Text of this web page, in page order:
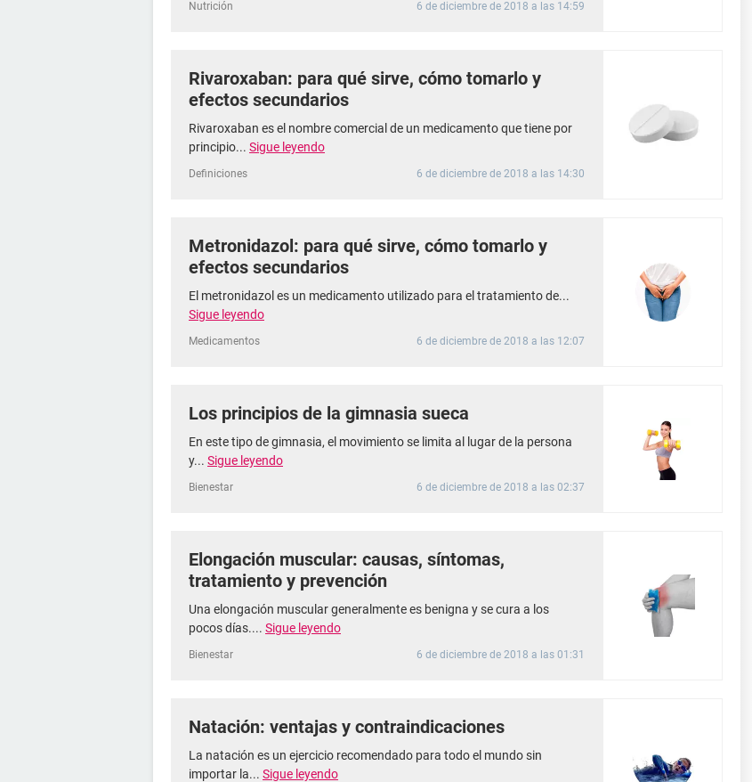
Nutrición 6 de diciembre de 2018 a las 14:59
Rivaroxaban: para qué sirve, cómo tomarlo y
efectos secundarios
Rivaroxaban es el nombre comercial de un medicamento que tiene por
principio... Sigue leyendo
Definiciones 6 de diciembre de 2018 a las 14:30
Metronidazol: para qué sirve, cómo tomarlo y
efectos secundarios
El metronidazol es un medicamento utilizado para el tratamiento de...
Sigue leyendo
Medicamentos 6 de diciembre de 2018 a las 12:07
Los principios de la gimnasia sueca
En este tipo de gimnasia, el movimiento se limita al lugar de la persona
y... Sigue leyendo
Bienestar 6 de diciembre de 2018 a las 02:37
Elongación muscular: causas, síntomas,
tratamiento y prevención
Una elongación muscular generalmente es benigna y se cura a los
pocos días.... Sigue leyendo
Bienestar 6 de diciembre de 2018 a las 01:31
Natación: ventajas y contraindicaciones
La natación es un ejercicio recomendado para todo el mundo sin
importar la... Sigue leyendo